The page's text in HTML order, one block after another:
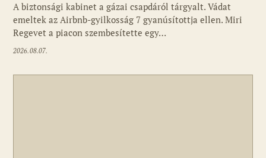
A biztonsági kabinet a gázai csapdáról tárgyalt. Vádat
emeltek az Airbnb-gyilkosság 7 gyanúsítottja ellen. Miri
Regevet a piacon szembesítette egy…
2026.08.07.